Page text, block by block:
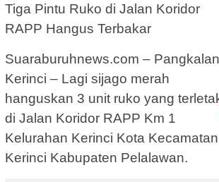
Tiga Pintu Ruko di Jalan Koridor
RAPP Hangus Terbakar
Suaraburuhnews.com – Pangkalan
Kerinci – Lagi sijago merah
hanguskan 3 unit ruko yang
di Jalan Koridor RAPP Km 1
Kelurahan Kerinci Kota
Kerinci Kabupaten Pelalawan.